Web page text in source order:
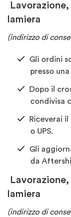
lamiera
(indirizzo di
Gli ordini
presso
Dopo il
condivisa
Riceverai
o UPS.
Gli
da
lamiera
(indirizzo di